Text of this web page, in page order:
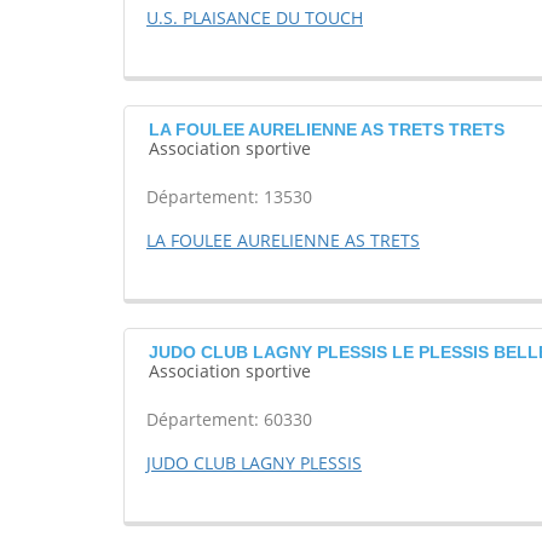
U.S. PLAISANCE DU TOUCH
LA FOULEE AURELIENNE AS TRETS TRETS
Association sportive
Département: 13530
LA FOULEE AURELIENNE AS TRETS
JUDO CLUB LAGNY PLESSIS LE PLESSIS
Association sportive
Département: 60330
JUDO CLUB LAGNY PLESSIS